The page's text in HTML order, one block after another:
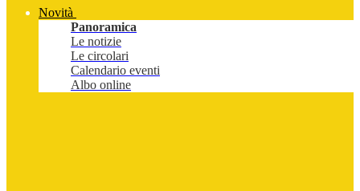
Novità
Panoramica
Le notizie
Le circolari
Calendario eventi
Albo online